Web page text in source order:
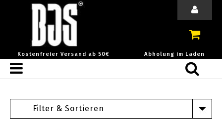
Kostenfreier Versand ab 50€ Abholung im Laden
Filter & Sortieren